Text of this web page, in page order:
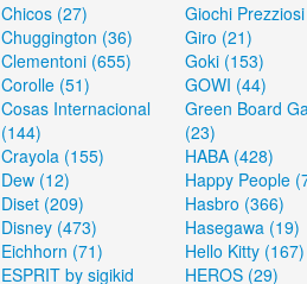
Chicos (27)
Chuggington (36)
Clementoni (655)
Corolle (51)
Cosas Internacional
(144)
Crayola (155)
Dew (12)
Diset (209)
Disney (473)
Eichhorn (71)
ESPRIT by sigikid
Giochi
Giro (21)
Goki (153)
GOWI (44)
Green Board
(23)
HABA (428)
Happy People
Hasbro (366)
Hasegawa (19)
Hello Kitty (167)
HEROS (29)